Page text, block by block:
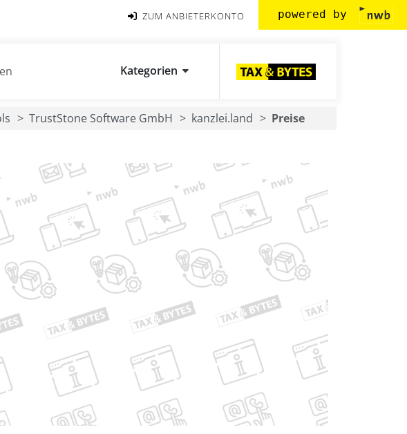
ZUM ANBIETERKONTO powered by
Kategorien
TrustStone Software GmbH kanzlei.land Preise